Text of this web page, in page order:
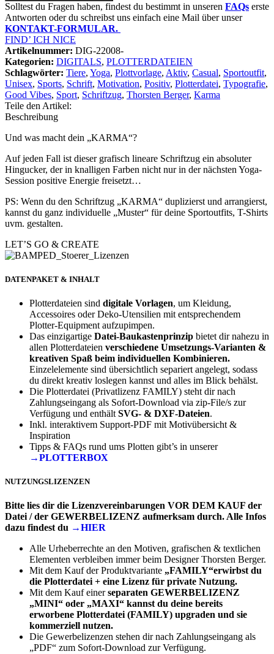
Solltest du Fragen haben, findest du bestimmt in unseren FAQs erste
Antworten oder du schreibst uns einfach eine Mail über unser
KONTAKT-FORMULAR.
FIND’ ICH NICE
Artikelnummer: DIG-22008-
Kategorien: DIGITALS, PLOTTERDATEIEN
Schlagwörter: Tiere, Yoga, Plottvorlage, Aktiv, Casual, Sportoutfit,
Unisex, Sports, Schrift, Motivation, Positiv, Plotterdatei, Typografie,
Good Vibes, Sport, Schriftzug, Thorsten Berger, Karma
Teile den Artikel:
Beschreibung
Und was macht dein „KARMA“?
Auf jeden Fall ist dieser grafisch lineare Schriftzug ein absoluter
Hingucker, der in knalligen Farben nicht nur in der nächsten Yoga-
Session positive Energie freisetzt…
PS: Wenn du den Schriftzug „KARMA“ duplizierst und arrangierst,
kannst du ganz individuelle „Muster“ für deine Sportoutfits, T-Shirts
uvm. gestalten.
LET’S GO & CREATE
DATENPAKET & INHALT
Plotterdateien sind digitale Vorlagen, um Kleidung,
Accessoires oder Deko-Utensilien mit entsprechendem
Plotter-Equipment aufzupimpen.
Das einzigartige Datei-Baukastenprinzip bietet dir nahezu in
allen Plotterdateien verschiedene Umsetzungs-Varianten &
kreativen Spaß beim individuellen Kombinieren.
Einzelelemente sind übersichtlich separiert angelegt, sodass
du direkt kreativ loslegen kannst und alles im Blick behälst.
Die Plotterdatei (Privatlizenz FAMILY) steht dir nach
Zahlungseingang als Sofort-Download via zip-File/s zur
Verfügung und enthält SVG- & DXF-Dateien.
Inkl. interaktivem Support-PDF mit Motivübersicht &
Inspiration
Tipps & FAQs rund ums Plotten gibt’s in unserer
→PLOTTERBOX
NUTZUNGSLIZENZEN
Bitte lies dir die Lizenzvereinbarungen VOR DEM KAUF der
Datei / der GEWERBELIZENZ aufmerksam durch. Alle Infos
dazu findest du →HIER
Alle Urheberrechte an den Motiven, grafischen & textlichen
Elementen verbleiben immer beim Designer Thorsten Berger.
Mit dem Kauf der Produktvariante „FAMILY“erwirbst du
die Plotterdatei + eine Lizenz für private Nutzung.
Mit dem Kauf einerseparaten GEWERBELIZENZ
„MINI“ oder „MAXI“ kannst du deine bereits
erworbene Plotterdatei (FAMILY) upgraden und sie
kommerziell nutzen.
Die Gewerbelizenzen stehen dir nach Zahlungseingang als
„PDF“ zum Sofort-Download zur Verfügung.